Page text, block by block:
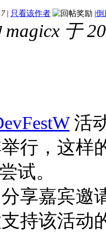
| 只看该作者 |倒
于
活
行，这样
试。
享嘉宾邀
持该活动